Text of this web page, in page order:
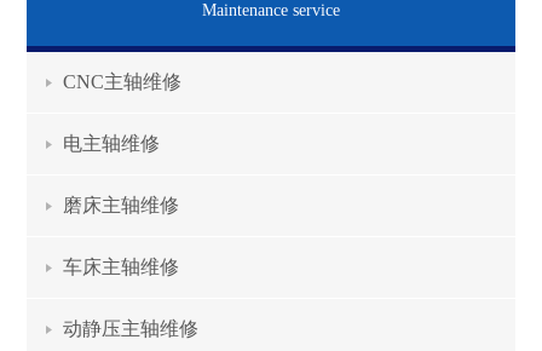
Maintenance service
CNC主轴维修
电主轴维修
磨床主轴维修
车床主轴维修
动静压主轴维修